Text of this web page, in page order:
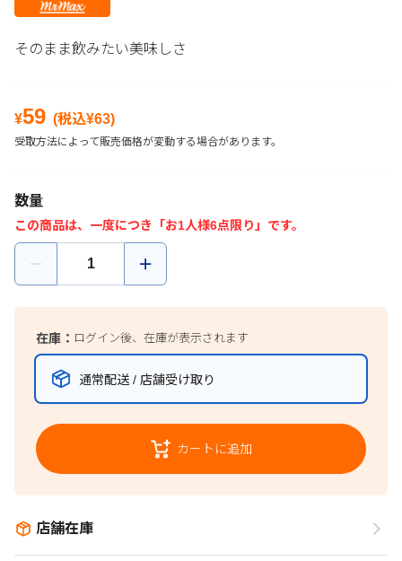
そのまま飲みたい美味しさ
¥59 (税込¥63)
受取方法によって販売価格が変動する場合があります。
数量
この商品は、一度につき「お1人様6点限り」です。
在庫： ログイン後、在庫が表示されます
通常配送 / 店舗受け取り
カートに追加
店舗在庫